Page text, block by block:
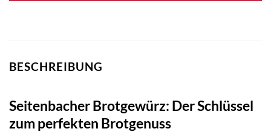
BESCHREIBUNG
Seitenbacher Brotgewürz: Der Schlüssel
zum perfekten Brotgenuss